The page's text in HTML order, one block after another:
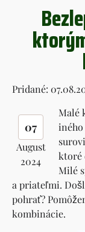
Pridané:
07
August
2024
Malé
ktoré
Milé
a priateľmi.
pohrať?
kombinácie.